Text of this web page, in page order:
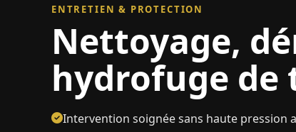
ENTRETIEN & PROTECTION
Nettoyage,
hydrofuge
Intervention soignée sans haute pression